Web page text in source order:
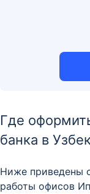
Где
банка в
Ниже приведены
работы офисов